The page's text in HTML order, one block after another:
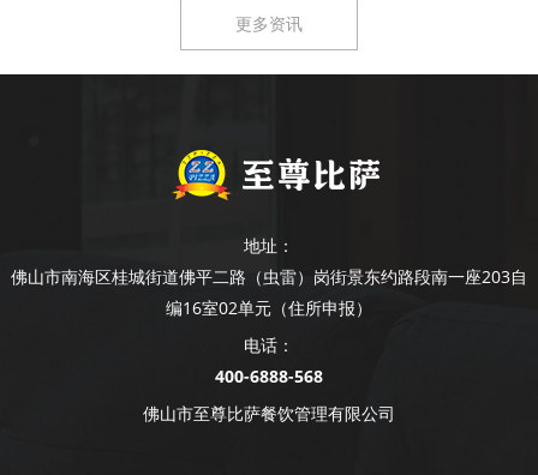
更多资讯
地址：
佛山市南海区桂城街道佛平二路（虫雷）岗街景东约路段南一座203自
编16室02单元（住所申报）
电话：
400-6888-568
佛山市至尊比萨餐饮管理有限公司